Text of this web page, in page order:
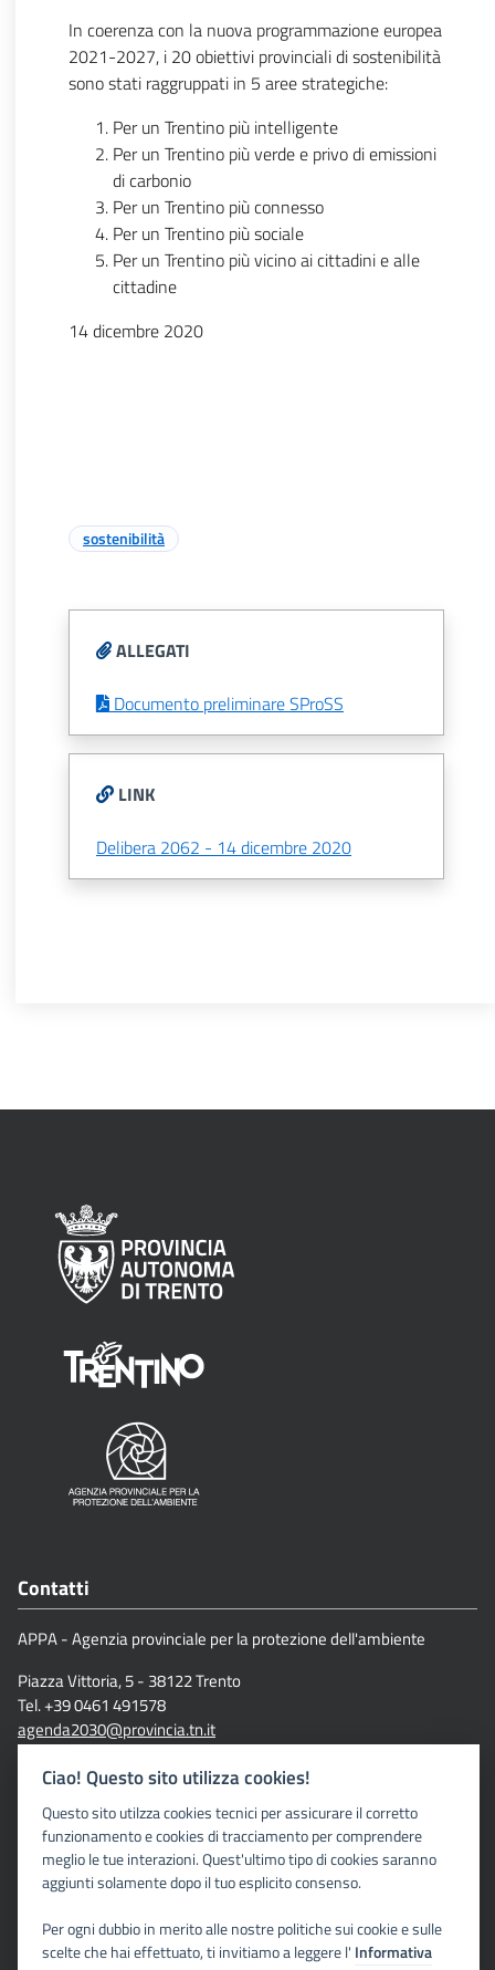
In coerenza con la nuova programmazione europea
2021-2027, i 20 obiettivi provinciali di sostenibilità
sono stati raggruppati in 5 aree strategiche:
Per un Trentino più intelligente
Per un Trentino più verde e privo di emissioni
di carbonio
Per un Trentino più connesso
Per un Trentino più sociale
Per un Trentino più vicino ai cittadini e alle
cittadine
14 dicembre 2020
sostenibilità
ALLEGATI
Documento preliminare SProSS
LINK
Delibera 2062 - 14 dicembre 2020
Contatti
APPA - Agenzia provinciale per la protezione dell'ambiente
Piazza Vittoria, 5 - 38122 Trento
Tel. +39 0461 491578
agenda2030@provincia.tn.it
Link
APPA - Agenzia Provinciale per la protezione dell'ambiente
Ciao! Questo sito utilizza cookies!
Questo sito utilzza cookies tecnici per assicurare il corretto
funzionamento e cookies di tracciamento per comprendere
meglio le tue interazioni. Quest'ultimo tipo di cookies saranno
aggiunti solamente dopo il tuo esplicito consenso.
Per ogni dubbio in merito alle nostre politiche sui cookie e sulle
scelte che hai effettuato, ti invitiamo a leggere l' Informativa